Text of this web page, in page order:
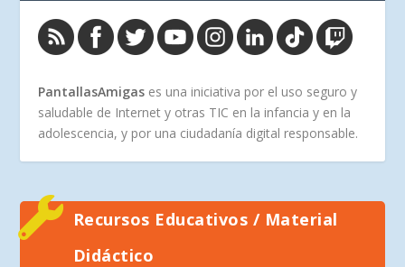
PantallasAmigas es una iniciativa por el uso seguro y
saludable de Internet y otras TIC en la infancia y en la
adolescencia, y por una ciudadanía digital responsable.
Recursos Educativos / Material
Didáctico